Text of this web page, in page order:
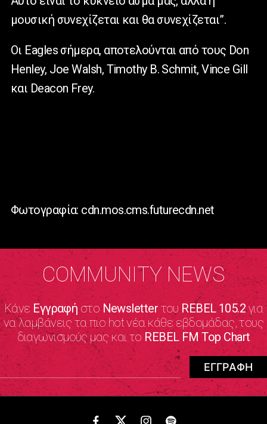
μουσική συνεχίζεται και θα συνεχίζεται”.
Oι Eagles σήμερα, αποτελούνται από τους Don
Henley, Joe Walsh, Timothy B. Schmit, Vince Gill
και Deacon Frey.
Φωτογραφία: cdn.mos.cms.futurecdn.net
COMMUNITY NEWS
Κάνε Εγγραφήστο NewsletterτουREBEL 105.2για
να λαμβάνεις τα πιο hot νέα κάθε εβδομάδας, τους
διαγωνισμούς μας και το REBEL FM Top Chart